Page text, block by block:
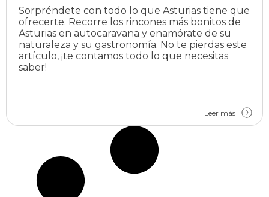
Sorpréndete con todo lo que Asturias tiene que
ofrecerte. Recorre los rincones más bonitos de
Asturias en autocaravana y enamórate de su
naturaleza y su gastronomía. No te pierdas este
artículo, ¡te contamos todo lo que necesitas
saber!
Leer más